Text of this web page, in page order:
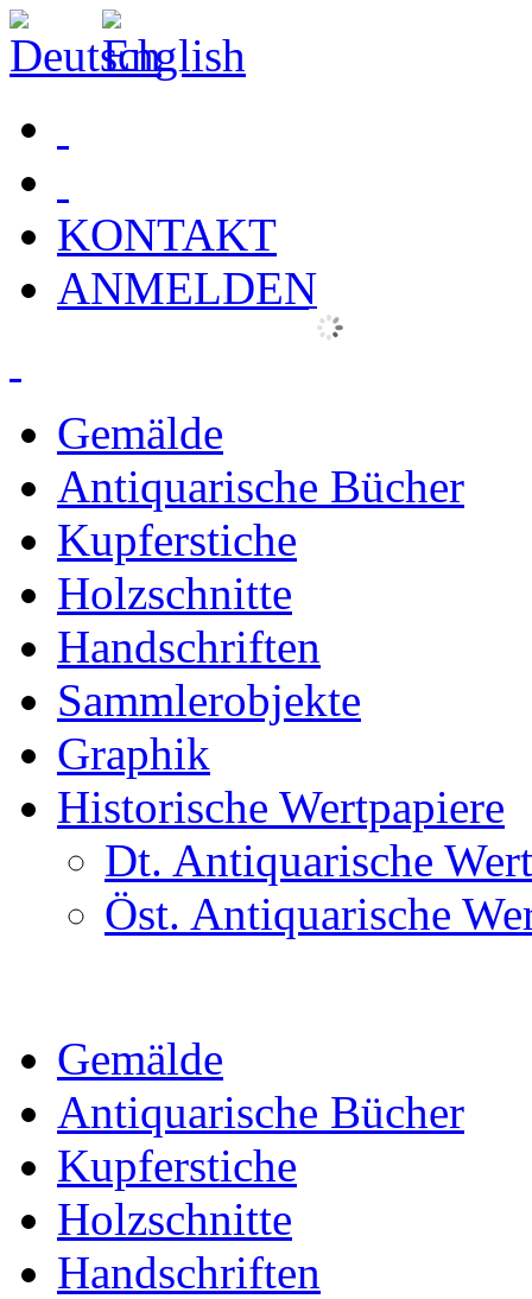
KONTAKT
ANMELDEN
Gemälde
Antiquarische Bücher
Kupferstiche
Holzschnitte
Handschriften
Sammlerobjekte
Graphik
Historische Wertpapiere
Dt. Antiquarische
Öst. Antiquarische
Gemälde
Antiquarische Bücher
Kupferstiche
Holzschnitte
Handschriften